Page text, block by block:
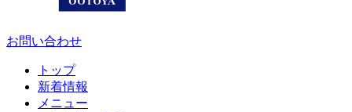
お問い合わせ
トップ
新着情報
メニュー